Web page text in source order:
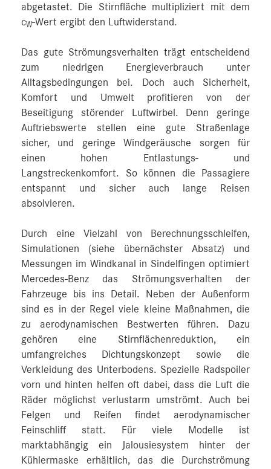
abgetastet. Die Stirnfläche multipliziert mit dem
cW-Wert ergibt den Luftwiderstand.
Das gute Strömungsverhalten trägt entscheidend
zum niedrigen Energieverbrauch unter
Alltagsbedingungen bei. Doch auch Sicherheit,
Komfort und Umwelt profitieren von der
Beseitigung störender Luftwirbel. Denn geringe
Auftriebswerte stellen eine gute Straßenlage
sicher, und geringe Windgeräusche sorgen für
einen hohen Entlastungs- und
Langstreckenkomfort. So können die Passagiere
entspannt und sicher auch lange Reisen
absolvieren.
Durch eine Vielzahl von Berechnungsschleifen,
Simulationen (siehe übernächster Absatz) und
Messungen im Windkanal in Sindelfingen optimiert
Mercedes‑Benz das Strömungsverhalten der
Fahrzeuge bis ins Detail. Neben der Außenform
sind es in der Regel viele kleine Maßnahmen, die
zu aerodynamischen Bestwerten führen. Dazu
gehören eine Stirnflächenreduktion, ein
umfangreiches Dichtungskonzept sowie die
Verkleidung des Unterbodens. Spezielle Radspoiler
vorn und hinten helfen oft dabei, dass die Luft die
Räder möglichst verlustarm umströmt. Auch bei
Felgen und Reifen findet aerodynamischer
Feinschliff statt. Für viele Modelle ist
marktabhängig ein Jalousiesystem hinter der
Kühlermaske erhältlich, das die Durchströmung